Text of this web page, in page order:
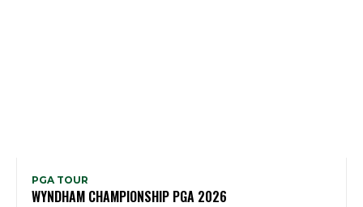
PGA TOUR
WYNDHAM CHAMPIONSHIP PGA 2026